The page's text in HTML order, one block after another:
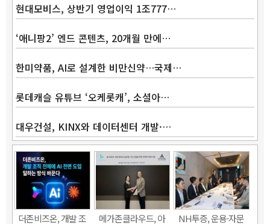
현대모비스, 상반기 영업이익 1조777…
‘애니팡2’ 엔드 콘텐츠, 20개월 만에…
한미약품, AI로 설계한 비만신약…국제…
롯데캐슬 유튜브 ‘오케롯캐’, 소셜아…
대우건설, KINX와 데이터센터 개발·…
더존비즈온, 개발 조
메가존클라우드, 아
NH투증, 운용·자문